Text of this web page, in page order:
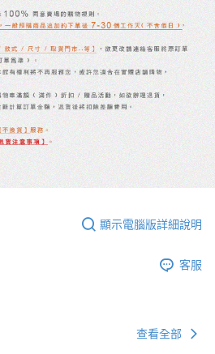
顯示電腦版詳細說明
客服
查看全部